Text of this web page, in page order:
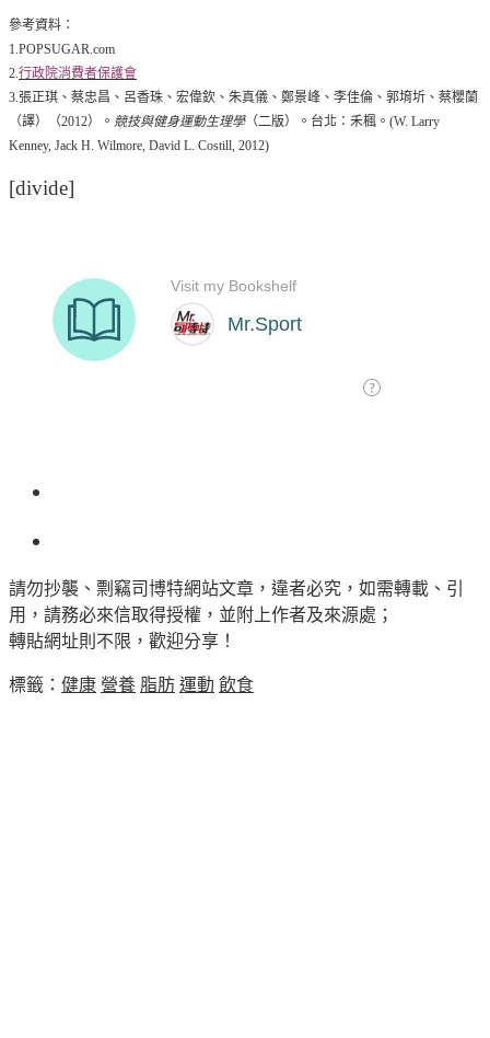
參考資料：
1.POPSUGAR.com
2.行政院消費者保護會
3.張正琪、蔡忠昌、呂香珠、宏偉欽、朱真儀、鄭景峰、李佳倫、郭堉圻、蔡櫻蘭
（譯）（2012）。 競技與健身運動生理學（二版）。台北：禾楓。(W. Larry
Kenney, Jack H. Wilmore, David L. Costill, 2012)
[divide]
請勿抄襲、剽竊司博特網站文章，違者必究，如需轉載、引
用，請務必來信取得授權，並附上作者及來源處；
轉貼網址則不限，歡迎分享！
標籤： 健康 營養 脂肪 運動 飲食